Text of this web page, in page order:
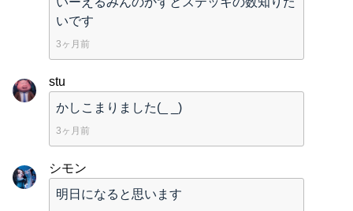
いです
3ヶ月前
stu
かしこまりました(_ _)
3ヶ月前
シモン
明日になると思います